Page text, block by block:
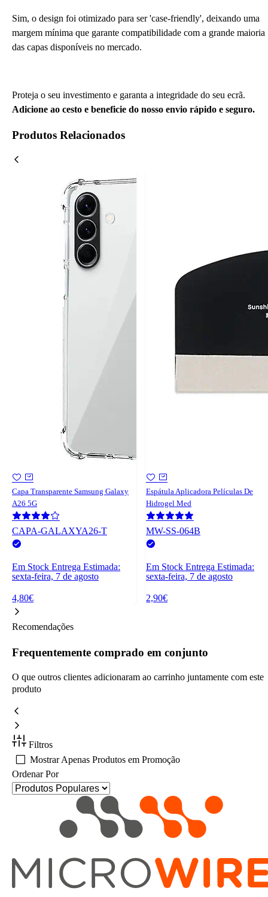
Sim, o design foi otimizado para ser 'case-friendly', deixando uma
margem mínima que garante compatibilidade com a grande maioria
das capas disponíveis no mercado.
Proteja o seu investimento e garanta a integridade do seu ecrã.
Adicione ao cesto e beneficie do nosso envio rápido e seguro.
Produtos Relacionados
Capa Transparente Samsung Galaxy
A26 5G
CAPA-GALAXYA26-T
Em Stock Entrega Estimada:
sexta-feira, 7 de agosto
4,80€
Espátula Aplicadora Películas De
Hidrogel Med
MW-SS-064B
Em Stock Entrega Estimada:
sexta-feira, 7 de agosto
2,90€
Recomendações
Frequentemente comprado em conjunto
O que outros clientes adicionaram ao carrinho juntamente com este
produto
Filtros
Mostrar Apenas Produtos em Promoção
Ordenar Por